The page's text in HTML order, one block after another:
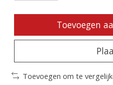
Toevoegen
Toevoegen om te